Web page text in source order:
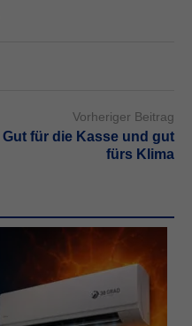
Vorheriger Beitrag
Gut für die Kasse und gut
fürs Klima